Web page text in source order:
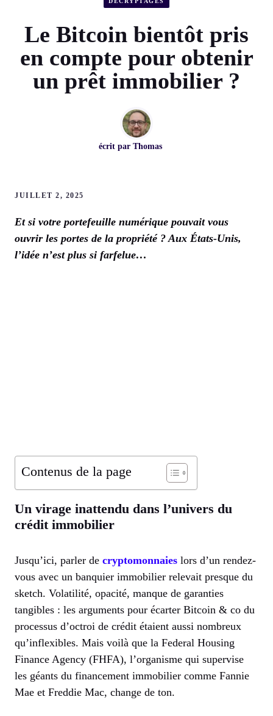
Le Bitcoin bientôt pris
en compte pour obtenir
un prêt immobilier ?
écrit par Thomas
JUILLET 2, 2025
Et si votre portefeuille numérique pouvait vous
ouvrir les portes de la propriété ? Aux États-Unis,
l’idée n’est plus si farfelue…
Contenus de la page
Un virage inattendu dans l’univers du
crédit immobilier
Jusqu’ici, parler de cryptomonnaies lors d’un rendez-
vous avec un banquier immobilier relevait presque du
sketch. Volatilité, opacité, manque de garanties
tangibles : les arguments pour écarter Bitcoin & co du
processus d’octroi de crédit étaient aussi nombreux
qu’inflexibles. Mais voilà que la Federal Housing
Finance Agency (FHFA), l’organisme qui supervise
les géants du financement immobilier comme Fannie
Mae et Freddie Mac, change de ton.